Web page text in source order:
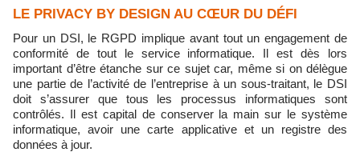
LE PRIVACY BY DESIGN AU CŒUR DU DÉFI
Pour un DSI, le RGPD implique avant tout un engagement de
conformité de tout le service informatique. Il est dès lors
important d’être étanche sur ce sujet car, même si on délègue
une partie de l’activité de l’entreprise à un sous-traitant, le DSI
doit s’assurer que tous les processus informatiques sont
contrôlés. Il est capital de conserver la main sur le système
informatique, avoir une carte applicative et un registre des
données à jour.